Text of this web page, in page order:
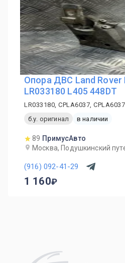
Опора ДВС Land Rover
LR033180 L405 448DT
LR033180, CPLA6037,
б.у. оригинал
в наличии
89 ПримусАвто
Москва, Подушкинский
(916) 092-41-29
1 160